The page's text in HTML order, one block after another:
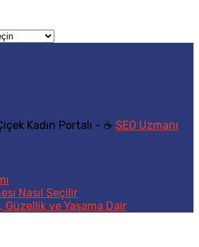
Kadın Portalı - ☕ SEO Uzmanı
Nasıl Seçilir
Güzellik ve Yaşama Dair